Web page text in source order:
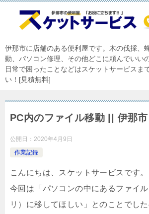
伊那市に店舗のある便利屋です。木の伐採、
動、パソコン修理、その他どこに頼んでいい
日常で困ったことなどはスケットサービスま
い！[見積無料]
PC内のファイル移動 || 伊那市
公開日： 2020年4月9日
作業記録
こんにちは、スケットサービスです。
今回は「パソコンの中にあるファイ
リ）に移してほしい」とのことでし